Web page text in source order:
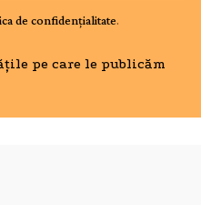
de confidențialitate.
pe care le publicăm